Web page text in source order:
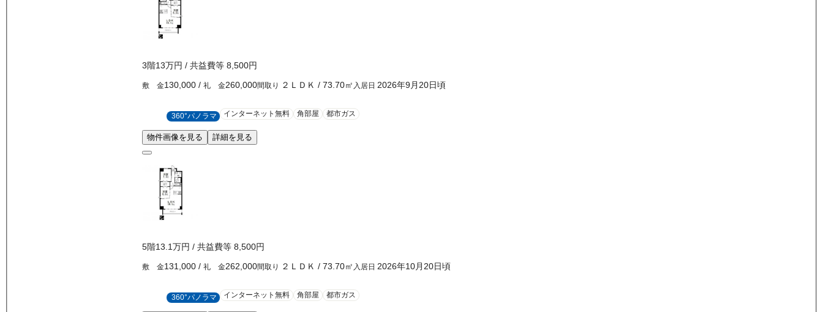
3階13万円 / 共益費等 8,500円
敷 金130,000 / 礼 金260,000間取り ２ＬＤＫ / 73.70㎡ 入居日 2026年9月20日頃
360°パノラマ インターネット無料 角部屋 都市ガス
物件画像を見る 詳細を見る
5階13.1万円 / 共益費等 8,500円
敷 金131,000 / 礼 金262,000間取り ２ＬＤＫ / 73.70㎡ 入居日 2026年10月20日頃
360°パノラマ インターネット無料 角部屋 都市ガス